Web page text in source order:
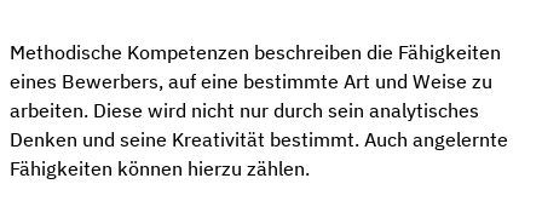
Methodische Kompetenzen beschreiben die Fähigkeiten
eines Bewerbers, auf eine bestimmte Art und Weise zu
arbeiten. Diese wird nicht nur durch sein analytisches
Denken und seine Kreativität bestimmt. Auch angelernte
Fähigkeiten können hierzu zählen.